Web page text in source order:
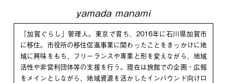
yamada manami
「加賀ぐらし」管理人。東京で育ち、2016年に石川県加賀市
に移住。市役所の移住促進事業に関わったことをきっかけに地
域に興味をもち、フリーランスや専業と形を変えながら、地域
活性や非営利団体等の支援を行う。現在は旅館での企画・広報
をメインとしながら、地域資源を活かしたインバウンド向けロ